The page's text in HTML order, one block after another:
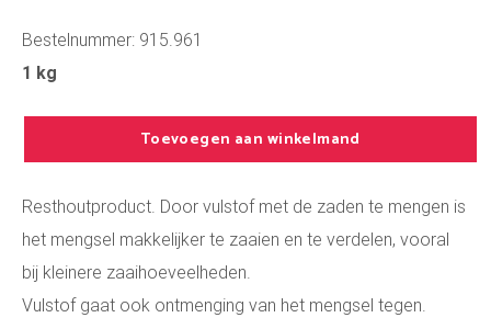
Bestelnummer: 915.961
1 kg
Toevoegen aan winkelmand
Resthoutproduct. Door vulstof met de zaden te mengen is
het mengsel makkelijker te zaaien en te verdelen, vooral
bij kleinere zaaihoeveelheden.
Vulstof gaat ook ontmenging van het mengsel tegen.